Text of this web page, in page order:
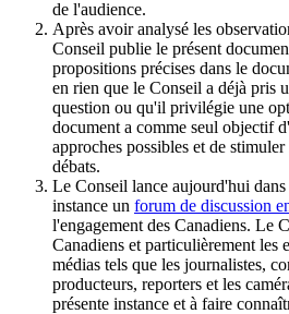
de l'audience.
Après avoir analysé les
Conseil publie le présent
propositions précises dans le
en rien que le Conseil a déjà pris
question ou qu'il privilégie une
document a comme seul objectif
approches possibles et de
débats.
Le Conseil lance aujourd'hui dans
instance un forum de discussion
l'engagement des Canadiens. Le
Canadiens et particulièrement les
médias tels que les journalistes,
producteurs, reporters et les
présente instance et à faire